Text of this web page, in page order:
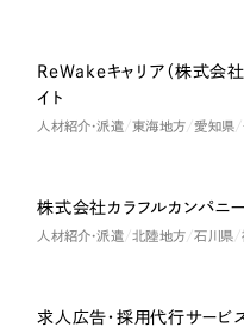
ReWakeキャリア（株式会
イト
人材紹介・派遣 東海地方 愛知県
株式会社カラフルカンパニ
人材紹介・派遣 北陸地方 石川県
求人広告・採用代行サービ